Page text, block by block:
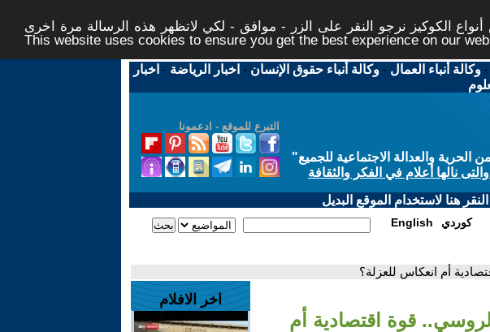
الكوكيز نرجو النقر على الزر - موافق - لكي لاتظهر هذه الرسالة مرة اخرى -
This website uses cookies to ensure you get the best experience on our
-وكالة أنباء العمال -وكالة أنباء حقوق الإنسان - اخبار الرياضة - اخبار
التبرع للموقع - ادعمونا
والعدالة الاجتماعية للجميع"
نالها أعلام في الفكر والثقافة
هنا لاستخدام الموقع البديل
English كوردي
أم انعكاس للعزلة؟
قوة اقتصادية أم
اخر الافلام